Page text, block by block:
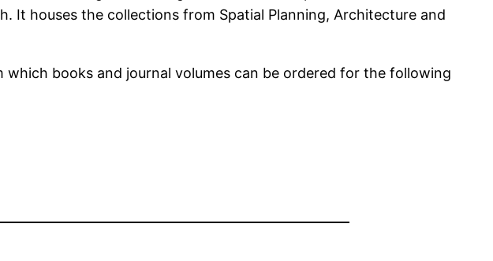
It houses the collections from Spatial Planning, Architecture and
books and journal volumes can be ordered for the following